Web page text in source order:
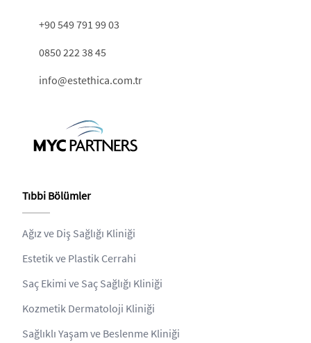
+90 549 791 99 03
0850 222 38 45
info@estethica.com.tr
Tıbbi Bölümler
Ağız ve Diş Sağlığı Kliniği
Estetik ve Plastik Cerrahi
Saç Ekimi ve Saç Sağlığı Kliniği
Kozmetik Dermatoloji Kliniği
Sağlıklı Yaşam ve Beslenme Kliniği